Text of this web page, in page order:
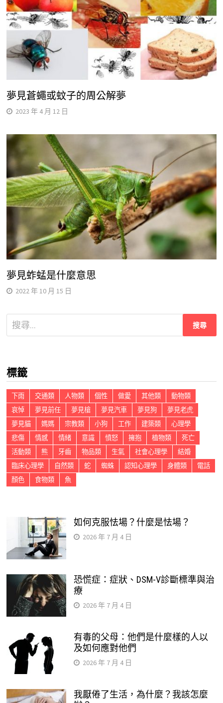
夢見蒼蠅或蚊子的周公解夢
2023 年 4 月 12 日
夢見蚱蜢是什麼意思
2022 年 10 月 15 日
搜
尋
字:
標籤
下雨 交通類 人物類 個性 做愛 其他類
動物類
哀悼
夢見前任 夢見槍 夢見汽車 夢見狗
夢見老虎
夢見貓
媽媽 宗教類 小狗 工作 建築類
心理學
悲傷
情感 情緒 意識 憤怒 擁抱 植物類
死亡
活動類
熊 牙齒 物品類 生氣 社會心理學
結婚
臨床心理學
自然類 蛇 蜘蛛 認知心理學 身體類
電話
顏色
食物類 魚
如何克服怯場？什麼是怯場？
2026 年 7 月 4 日
恐慌症：症狀、DSM-V診斷標準與治
療
2026 年 7 月 4 日
有毒的父母：他們是什麼樣的人以
及如何應對他們
2026 年 7 月 4 日
我厭倦了生活，為什麼？我該怎麼